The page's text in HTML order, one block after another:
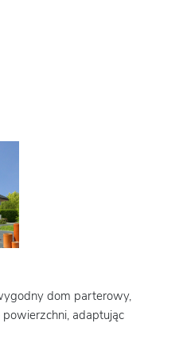
dom parterowy,
adaptując